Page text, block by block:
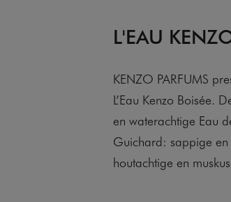
L'EAU
KENZO PARFUMS
L’Eau Kenzo Boisée.
en waterachtige Eau
Guichard: sappige
houtachtige en